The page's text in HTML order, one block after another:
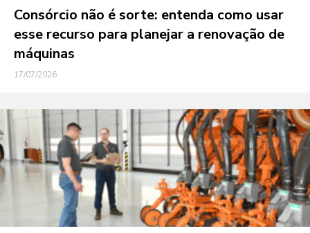
Consórcio não é sorte: entenda como usar
esse recurso para planejar a renovação de
máquinas
17/07/2026